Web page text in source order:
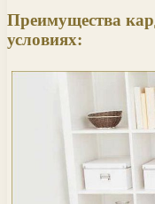
Преимущества
условиях: